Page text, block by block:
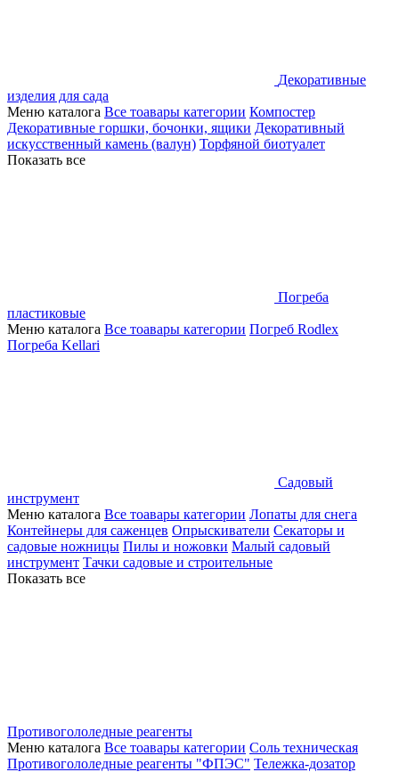
Декоративные
изделия для сада
Меню каталога Все тоавары категории Компостер
Декоративные горшки, бочонки, ящики Декоративный
искусственный камень (валун) Торфяной биотуалет
Показать все
Погреба
пластиковые
Меню каталога Все тоавары категории Погреб Rodlex
Погреба Kellari
Садовый
инструмент
Меню каталога Все тоавары категории Лопаты для снега
Контейнеры для саженцев Опрыскиватели Секаторы и
садовые ножницы Пилы и ножовки Малый садовый
инструмент Тачки садовые и строительные
Показать все
Противогололедные реагенты
Меню каталога Все тоавары категории Соль техническая
Противогололедные реагенты "ФПЭС" Тележка-дозатор